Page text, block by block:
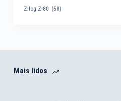
Zilog Z-80 (58)
Mais lidos